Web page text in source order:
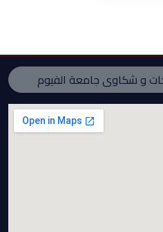
و شكاوى جامعة الفيوم